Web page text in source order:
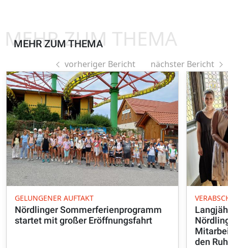
MEHR ZUM THEMA
MEHR ZUM THEMA
vorheriger Bericht nächster Bericht
GELUNGENER AUFTAKT
Nördlinger Sommerferienprogramm
startet mit großer Eröffnungsfahrt
den